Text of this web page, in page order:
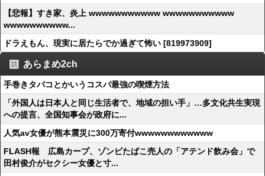
【悲報】すき家、炎上 wwwwwwwwwww wwwwwwwwwww
wwwwwwwwww...
ドラえもん、現実に居たらでか過ぎて怖い [819973909]
あらまめ2ch
手巻きタバコとかいうコスパ最強の喫煙方法
「外国人は日本人と同じ生活者で、地域の担い手」…多文化共生実現
への提言、全国知事会が政府に...
人気av女優が熊本震災に300万寄付wwwwwwwwwwww
FLASH報 広島カープ、ゾンビたばこ売人の「アテンド飲み会」で
田村俊介がセクシー女優と寸...